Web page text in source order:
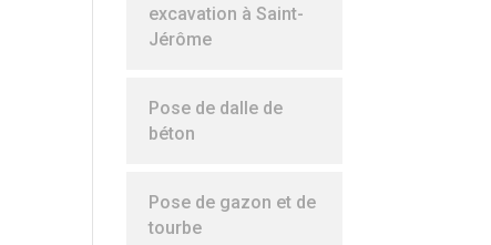
excavation à Saint-
Jérôme
Pose de dalle de
béton
Pose de gazon et de
tourbe